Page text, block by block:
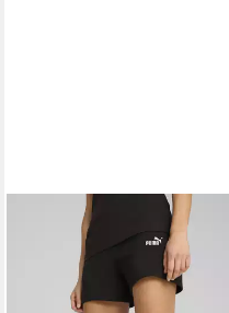
Trainingsshorts ESS
SMALL NO 1 LOGO 5 HIGH-
WAIST SHORTS TR mit
Eingrifftaschen, mit
ab 25,99 €